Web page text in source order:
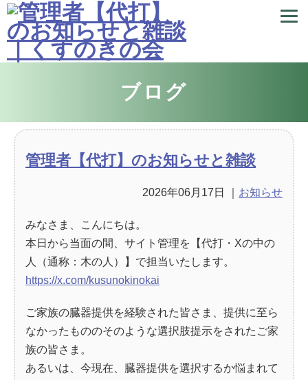
ブログ
管理者【代打】のお知らせと雑談
2026年06月17日 お知らせ
みなさま、こんにちは。
本日から当面の間、サイト管理を【代打・Xの中の
人（通称：木の人）】で担当いたします。
https://x.com/kusunokinokai
ご家族の臓器提供を経験された皆さま、提供に至ら
なかったもののそのような選択肢提示をされたご家
族の皆さま。
あるいは、今現在、臓器提供を選択するか悩まれて